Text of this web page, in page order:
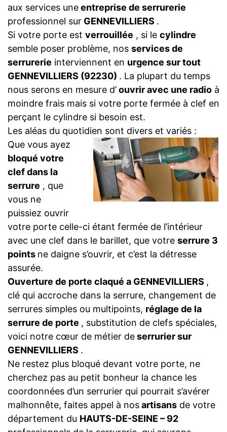
aux services uneentreprise de serrurerie
professionnel sur GENNEVILLIERS .
Si votre porte est verrouillée , si le cylindre
semble poser problème, nos services de
serrurerie interviennent en urgence sur tout
GENNEVILLIERS (92230) . La plupart du temps
nous serons en mesure d’ouvrir avec une radio à
moindre frais mais si votre porte fermée à clef en
perçant le cylindre si besoin est.
Les aléas du quotidien sont divers et variés :
Que vous ayez
bloqué votre
clef dans la
serrure , que
vous ne
puissiez ouvrir
votre porte celle-ci étant fermée de l’intérieur
avec une clef dans le barillet, que votre serrure 3
points ne daigne s’ouvrir, et c’est la détresse
assurée.
Ouverture de porte claqué a GENNEVILLIERS ,
clé qui accroche dans la serrure, changement de
serrures simples ou multipoints, réglage de la
serrure de porte , substitution de clefs spéciales,
voici notre cœur de métier deserrurier sur
GENNEVILLIERS .
Ne restez plus bloqué devant votre porte, ne
cherchez pas au petit bonheur la chance les
coordonnées d’un serrurier qui pourrait s’avérer
malhonnête, faites appel à nosartisans de votre
département du HAUTS-DE-SEINE – 92